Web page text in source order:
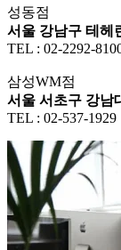
성동점
서울 강남구 테헤
TEL : 02-2292-
삼성WM점
서울 서초구 강남
TEL : 02-537-1929